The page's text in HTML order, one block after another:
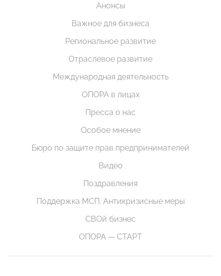
Анонсы
Важное для бизнеса
Региональное развитие
Отраслевое развитие
Международная деятельность
ОПОРА в лицах
Пресса о нас
Особое мнение
Бюро по защите прав предпринимателей
Видео
Поздравления
Поддержка МСП. Антикризисные меры
СВОй бизнес
ОПОРА — СТАРТ